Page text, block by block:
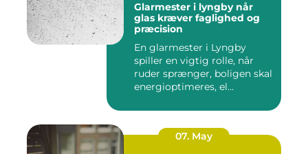
Glarmester i lyngby når
glas kræver faglighed og
præcision
En glarmester i Lyngby
spiller en vigtig rolle, når
ruder sprænger, boligen skal
energioptimeres, el...
07. May